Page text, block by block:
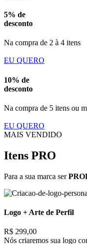
5% de
desconto
Na compra de 2 à 4 itens
EU QUERO
10% de
desconto
Na compra de 5 itens ou
EU QUERO
MAIS VENDIDO
Itens PRO
Para a sua marca ser
Logo + Arte de Perfil
R$ 299,00
Nós criaremos sua logo